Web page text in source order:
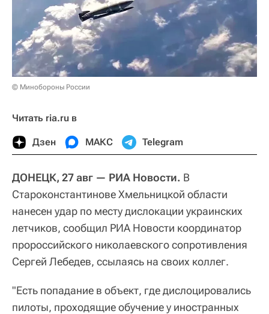
© Минобороны России
Читать ria.ru в
Дзен МАКС Telegram
ДОНЕЦК, 27 авг — РИА Новости. В
Староконстантинове Хмельницкой области
нанесен удар по месту дислокации украинских
летчиков, сообщил РИА Новости координатор
пророссийского николаевского сопротивления
Сергей Лебедев, ссылаясь на своих коллег.
"Есть попадание в объект, где дислоцировались
пилоты, проходящие обучение у иностранных